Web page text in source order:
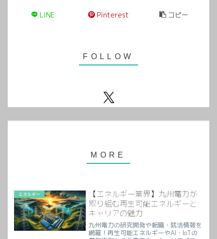
LINE Pinterest コピー
エネルギー
【エネルギー業界】九州電力が
取り組む再生可能エネルギーと
キャリアの魅力
九州電力の研究開発や転職・就活情報を
網羅！再生可能エネルギーやAI・IoTの